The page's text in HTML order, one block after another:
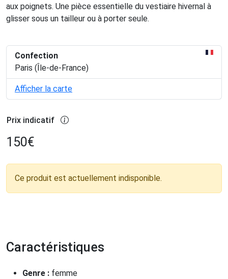
aux poignets. Une pièce essentielle du vestiaire hivernal à
glisser sous un tailleur ou à porter seule.
Confection
Paris (Île-de-France)
Afficher la carte
Prix indicatif
150€
Ce produit est actuellement indisponible.
Caractéristiques
Genre : femme